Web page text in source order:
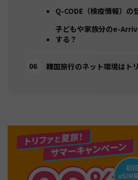
Q-CODE（検疫情報）の
子どもや家族分のe-
する？
韓国旅行のネット環境はト